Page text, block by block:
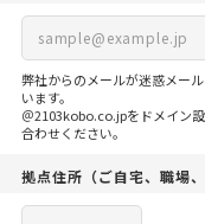
弊社からのメールが迷惑メー
います。
＠2103kobo.co.jpをドメイン
合わせください。
拠点住所 （ご自宅、 職場、